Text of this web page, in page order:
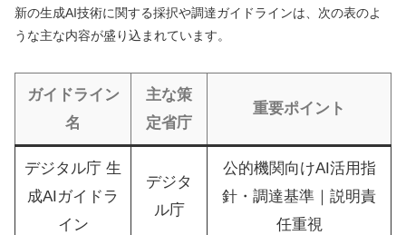
新の生成AI技術に関する採択や調達ガイドラインは、次の表のよ
うな主な内容が盛り込まれています。
ガイドライン
名
主な策
定省庁
重要ポイント
デジタル庁 生
成AIガイドラ
イン
デジタ
ル庁
公的機関向けAI活用指
針・調達基準｜説明責
任重視